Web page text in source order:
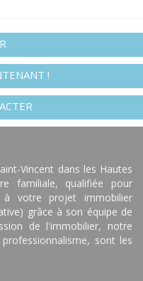
!
Vincent dans les Hautes
familiale, qualifiée pour
à votre projet immobilier
grâce à son équipe de
de l'immobilier, notre
sont les